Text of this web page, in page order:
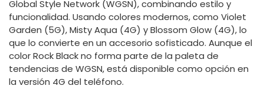
Global Style Network (WGSN), combinando estilo y
funcionalidad. Usando colores modernos, como Violet
Garden (5G), Misty Aqua (4G) y Blossom Glow (4G), lo
que lo convierte en un accesorio sofisticado. Aunque el
color Rock Black no forma parte de la paleta de
tendencias de WGSN, está disponible como opción en
la versión 4G del teléfono.